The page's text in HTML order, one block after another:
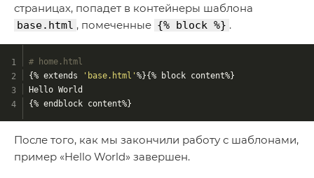
страницах, попадет в контейнеры шаблона
base.html , помеченные {% block %} .
# home.html
{% extends
'base.html' %}{% block content%}
Hello World
{% endblock content%}
После того, как мы закончили работу с шаблонами,
пример «Hello World» завершен.